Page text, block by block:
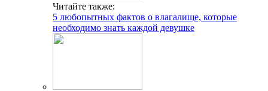
Читайте также:
5 любопытных фактов о влагалище, которые
необходимо знать каждой девушке